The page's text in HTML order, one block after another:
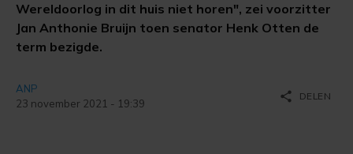
Wereldoorlog in dit huis niet horen", zei voorzitter
Jan Anthonie Bruijn toen senator Henk Otten de
term bezigde.
ANP
23 november 2021 - 19:39
share DELEN